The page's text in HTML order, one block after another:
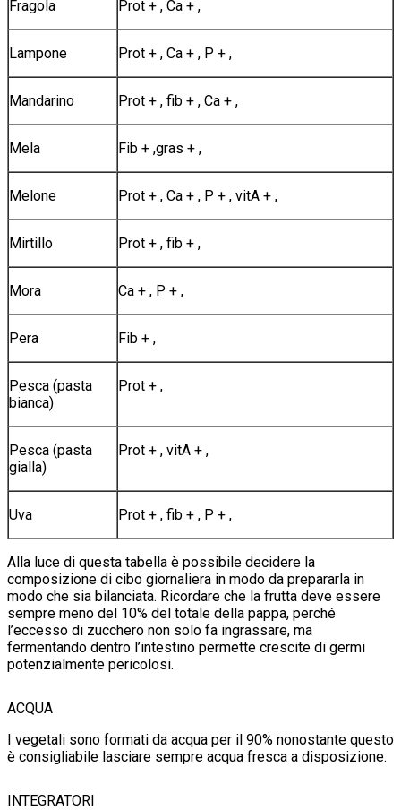
Fragola Prot + , Ca + ,
Lampone Prot + , Ca + , P + ,
Mandarino Prot + , fib + , Ca + ,
Mela Fib + ,gras + ,
Melone Prot + , Ca + , P + , vitA + ,
Mirtillo Prot + , fib + ,
Mora Ca + , P + ,
Pera Fib + ,
Pesca (pasta
bianca)
Prot + ,
Pesca (pasta
gialla)
Prot + , vitA + ,
Uva Prot + , fib + , P + ,
Alla luce di questa tabella è possibile decidere la
composizione di cibo giornaliera in modo da prepararla in
modo che sia bilanciata. Ricordare che la frutta deve essere
sempre meno del 10% del totale della pappa, perché
l’eccesso di zucchero non solo fa ingrassare, ma
fermentando dentro l’intestino permette crescite di germi
potenzialmente pericolosi.
ACQUA
I vegetali sono formati da acqua per il 90% nonostante questo
è consigliabile lasciare sempre acqua fresca a disposizione.
INTEGRATORI